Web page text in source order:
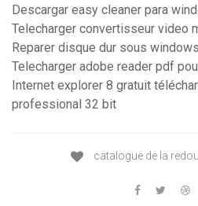
Descargar easy cleaner para
Telecharger convertisseur video
Reparer disque dur sous
Telecharger adobe reader pdf
Internet explorer 8 gratuit
professional 32 bit
catalogue de la